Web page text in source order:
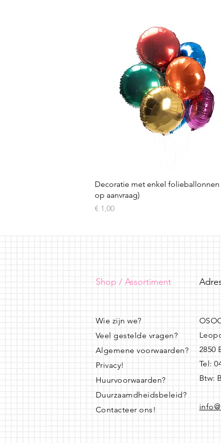
Snel overzicht
Decoratie met enkel folieballonnen
op aanvraag)
Prijs
€ 1,00
Shop / Assortiment
Wie zijn we?
Veel gestelde vragen?
Algemene voorwaarden?
Privacy!
Huurvoorwaarden?
Duurzaamdheidsbeleid?
Contacteer ons!
2850
Tel:
Btw: